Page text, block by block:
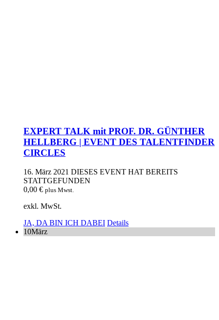
EXPERT TALK mit PROF. DR. GÜNTHER
HELLBERG | EVENT DES TALENTFINDER
CIRCLES
16. März 2021 DIESES EVENT HAT BEREITS
STATTGEFUNDEN
0,00 € plus Mwst.
exkl. MwSt.
JA, DA BIN ICH DABEI Details
10März